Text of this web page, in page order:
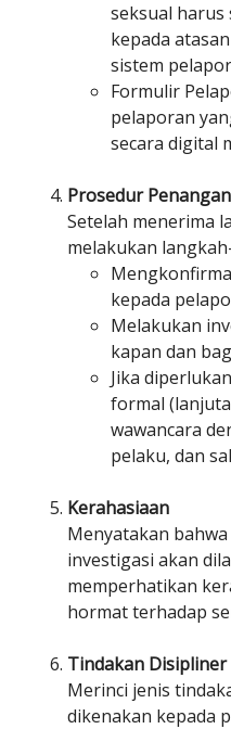
seksual harus
kepada
sistem
Formulir
pelaporan
secara digital
Prosedur
Setelah menerima
melakukan
kepada
Melakukan
kapan dan
Jika
formal
wawancara
pelaku, dan
Kerahasiaan
Menyatakan
investigasi akan
memperhatikan
hormat terhadap
Tindakan Disipliner
Merinci jenis
dikenakan kepada